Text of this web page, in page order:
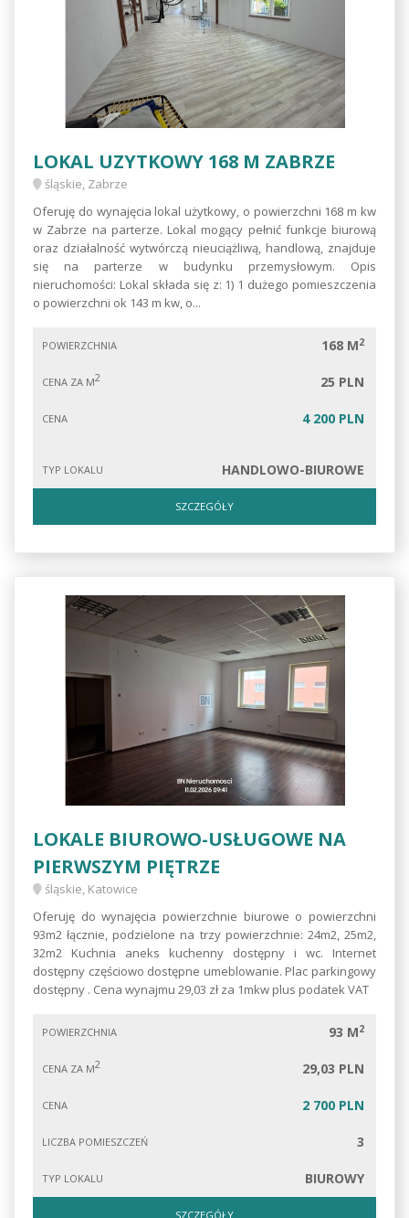
LOKAL UZYTKOWY 168 M ZABRZE
śląskie, Zabrze
Oferuję do wynajęcia lokal użytkowy, o powierzchni 168 m kw
w Zabrze na parterze. Lokal mogący pełnić funkcje biurową
oraz działalność wytwórczą nieuciążliwą, handlową, znajduje
się na parterze w budynku przemysłowym. Opis
nieruchomości: Lokal składa się z: 1) 1 dużego pomieszczenia
o powierzchni ok 143 m kw, o...
POWIERZCHNIA 168 M2
CENA ZA M2 25 PLN
CENA 4 200 PLN
TYP LOKALU HANDLOWO-BIUROWE
SZCZEGÓŁY
LOKALE BIUROWO-USŁUGOWE NA
PIERWSZYM PIĘTRZE
śląskie, Katowice
Oferuję do wynajęcia powierzchnie biurowe o powierzchni
93m2 łącznie, podzielone na trzy powierzchnie: 24m2, 25m2,
32m2 Kuchnia aneks kuchenny dostępny i wc. Internet
dostępny częściowo dostępne umeblowanie. Plac parkingowy
dostępny . Cena wynajmu 29,03 zł za 1mkw plus podatek VAT
POWIERZCHNIA 93 M2
CENA ZA M2 29,03 PLN
CENA 2 700 PLN
LICZBA POMIESZCZEŃ 3
TYP LOKALU BIUROWY
SZCZEGÓŁY